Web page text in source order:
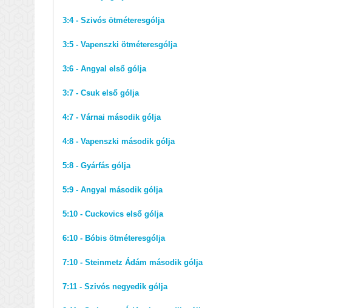
3:4 - Szivós ötméteresgólja
3:5 - Vapenszki ötméteresgólja
3:6 - Angyal első gólja
3:7 - Csuk első gólja
4:7 - Várnai második gólja
4:8 - Vapenszki második gólja
5:8 - Gyárfás gólja
5:9 - Angyal második gólja
5:10 - Cuckovics első gólja
6:10 - Bóbis ötméteresgólja
7:10 - Steinmetz Ádám második gólja
7:11 - Szivós negyedik gólja